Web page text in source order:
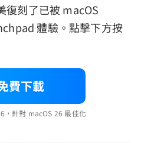
復刻了已被 macOS
體驗。點擊下方按
費下載
，針對 macOS 26 最佳化